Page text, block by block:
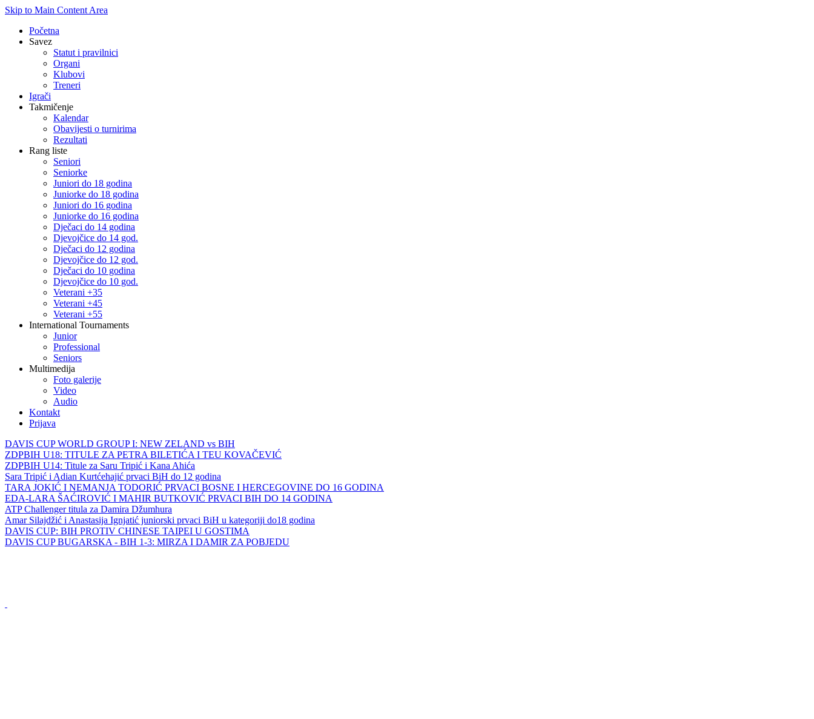
Skip to Main Content Area
Početna
Savez
Statut i pravilnici
Organi
Klubovi
Treneri
Igrači
Takmičenje
Kalendar
Obavijesti o turnirima
Rezultati
Rang liste
Seniori
Seniorke
Juniori do 18 godina
Juniorke do 18 godina
Juniori do 16 godina
Juniorke do 16 godina
Dječaci do 14 godina
Djevojčice do 14 god.
Dječaci do 12 godina
Djevojčice do 12 god.
Dječaci do 10 godina
Djevojčice do 10 god.
Veterani +35
Veterani +45
Veterani +55
International Tournaments
Junior
Professional
Seniors
Multimedija
Foto galerije
Video
Audio
Kontakt
Prijava
DAVIS CUP WORLD GROUP I: NEW ZELAND vs BIH
ZDPBIH U18: TITULE ZA PETRA BILETIĆA I TEU KOVAČEVIĆ
ZDPBIH U14: Titule za Saru Tripić i Kana Ahića
Sara Tripić i Adian Kurtćehajić prvaci BiH do 12 godina
TARA JOKIĆ I NEMANJA TODORIĆ PRVACI BOSNE I HERCEGOVINE DO 16 GODINA
EDA-LARA ŠAĆIROVIĆ I MAHIR BUTKOVIĆ PRVACI BIH DO 14 GODINA
ATP Challenger titula za Damira Džumhura
Amar Silajdžić i Anastasija Ignjatić juniorski prvaci BiH u kategoriji do18 godina
DAVIS CUP: BIH PROTIV CHINESE TAIPEI U GOSTIMA
DAVIS CUP BUGARSKA - BIH 1-3: MIRZA I DAMIR ZA POBJEDU